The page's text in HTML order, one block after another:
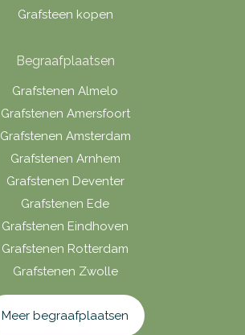
Grafsteen kopen
Begraafplaatsen
Grafstenen Almelo
Grafstenen Amersfoort
Grafstenen Amsterdam
Grafstenen Arnhem
Grafstenen Deventer
Grafstenen Ede
Grafstenen Eindhoven
Grafstenen Rotterdam
Grafstenen Zwolle
Meer begraafplaatsen